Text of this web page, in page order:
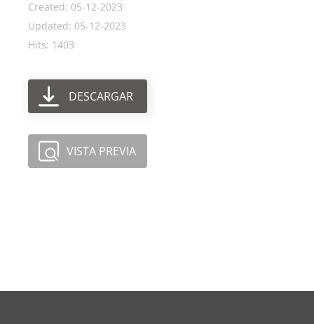
Created: 05-12-2023
Updated: 05-12-2023
Hits: 1403
DESCARGAR
VISTA PREVIA